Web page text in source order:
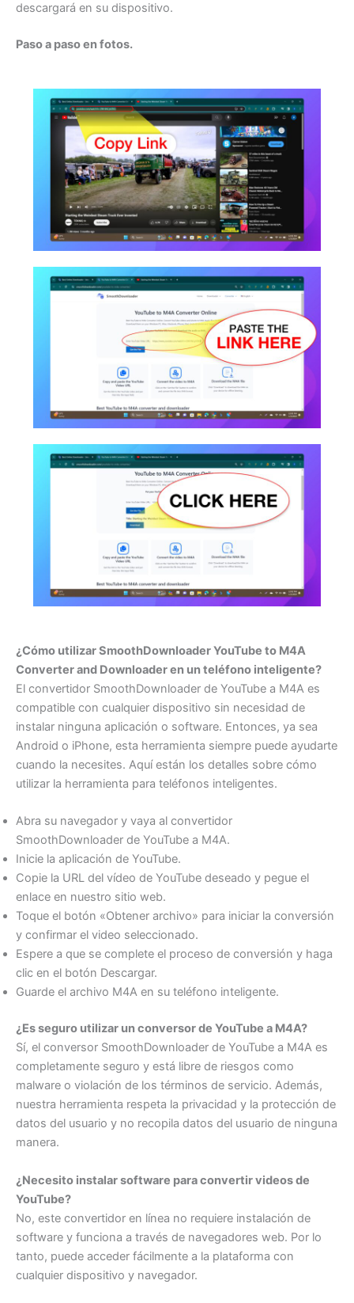
descargará en su dispositivo.
Paso a paso en fotos.
¿Cómo utilizar SmoothDownloader YouTube to M4A
Converter and Downloader en un teléfono inteligente?
El convertidor SmoothDownloader de YouTube a M4A es
compatible con cualquier dispositivo sin necesidad de
instalar ninguna aplicación o software. Entonces, ya sea
Android o iPhone, esta herramienta siempre puede ayudarte
cuando la necesites. Aquí están los detalles sobre cómo
utilizar la herramienta para teléfonos inteligentes.
Abra su navegador y vaya al convertidor
SmoothDownloader de YouTube a M4A.
Inicie la aplicación de YouTube.
Copie la URL del vídeo de YouTube deseado y pegue el
enlace en nuestro sitio web.
Toque el botón «Obtener archivo» para iniciar la conversión
y confirmar el video seleccionado.
Espere a que se complete el proceso de conversión y haga
clic en el botón Descargar.
Guarde el archivo M4A en su teléfono inteligente.
¿Es seguro utilizar un conversor de YouTube a M4A?
Sí, el conversor SmoothDownloader de YouTube a M4A es
completamente seguro y está libre de riesgos como
malware o violación de los términos de servicio. Además,
nuestra herramienta respeta la privacidad y la protección de
datos del usuario y no recopila datos del usuario de ninguna
manera.
¿Necesito instalar software para convertir videos de
YouTube?
No, este convertidor en línea no requiere instalación de
software y funciona a través de navegadores web. Por lo
tanto, puede acceder fácilmente a la plataforma con
cualquier dispositivo y navegador.